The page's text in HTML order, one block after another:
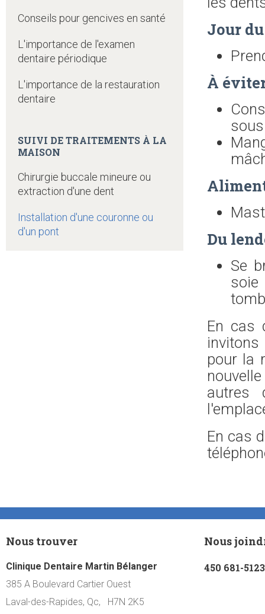
Conseils pour gencives en santé
L'importance de l'examen
dentaire périodique
L'importance de la restauration
dentaire
SUIVI DE TRAITEMENTS À LA
MAISON
Chirurgie buccale mineure ou
extraction d'une dent
Installation d'une couronne ou
d'un pont
Jour
À
Du
Se
soie
En cas
pour la
autres
En cas
Nous trouver
Clinique Dentaire Martin Bélanger
385 A Boulevard Cartier Ouest
Laval-des-Rapides, Qc, H7N 2K5
Nous
450 681-5123